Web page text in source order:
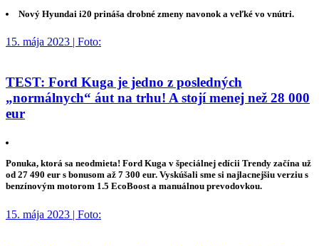
Nový Hyundai i20 prináša drobné zmeny navonok a veľké vo vnútri.
15. mája 2023 | Foto:
TEST: Ford Kuga je jedno z posledných
„normálnych“ áut na trhu! A stojí menej než 28 000
eur
Ponuka, ktorá sa neodmieta! Ford Kuga v špeciálnej edícii Trendy začína už
od 27 490 eur s bonusom až 7 300 eur. Vyskúšali sme si najlacnejšiu verziu s
benzínovým motorom 1.5 EcoBoost a manuálnou prevodovkou.
15. mája 2023 | Foto: